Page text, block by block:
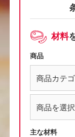
材料
商品
主な材料